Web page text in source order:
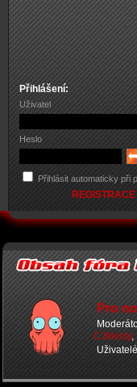
Přihlášení:
Uživatel
Heslo
Přihlásit automaticky při
Pro
CJMonty,